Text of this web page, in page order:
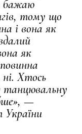
бажаю
тому що
і вона як
як
Хтось
танцювальну
—
України